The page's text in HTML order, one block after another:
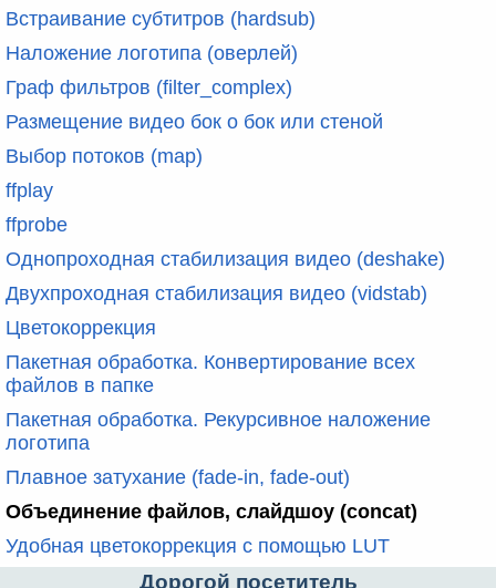
Встраивание субтитров (hardsub)
Наложение логотипа (оверлей)
Граф фильтров (filter_complex)
Размещение видео бок о бок или стеной
Выбор потоков (map)
ffplay
ffprobe
Однопроходная стабилизация видео (deshake)
Двухпроходная стабилизация видео (vidstab)
Цветокоррекция
Пакетная обработка. Конвертирование всех
файлов в папке
Пакетная обработка. Рекурсивное наложение
логотипа
Плавное затухание (fade-in, fade-out)
Объединение файлов, слайдшоу (concat)
Удобная цветокоррекция с помощью LUT
Дорогой посетитель